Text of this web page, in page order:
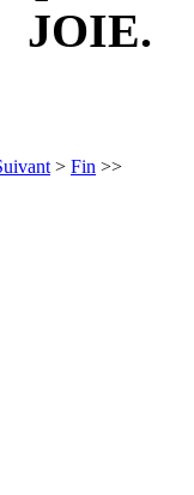
JOIE.
> Fin >>